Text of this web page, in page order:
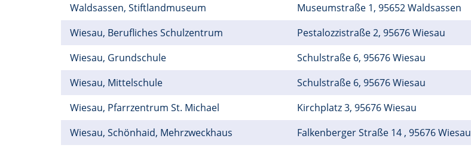
Waldsassen, Stiftlandmuseum
Museumstraße 1, 95652 Waldsassen
Wiesau, Berufliches Schulzentrum
Pestalozzistraße 2, 95676 Wiesau
Wiesau, Grundschule
Schulstraße 6, 95676 Wiesau
Wiesau, Mittelschule
Schulstraße 6, 95676 Wiesau
Wiesau, Pfarrzentrum St. Michael
Kirchplatz 3, 95676 Wiesau
Wiesau, Schönhaid, Mehrzweckhaus
Falkenberger Straße 14 , 95676 Wiesau